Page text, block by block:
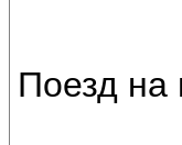
Поезд на